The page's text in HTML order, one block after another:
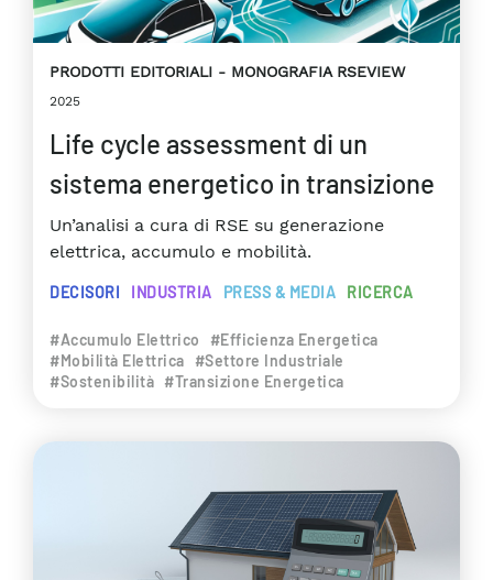
PRODOTTI EDITORIALI MONOGRAFIA RSEVIEW
2025
Life cycle assessment di un
sistema energetico in transizione
Un’analisi a cura di RSE su generazione
elettrica, accumulo e mobilità.
DECISORI INDUSTRIA PRESS & MEDIA RICERCA
#Accumulo Elettrico
#Efficienza Energetica
#Mobilità Elettrica
#Settore Industriale
#Sostenibilità #Transizione Energetica